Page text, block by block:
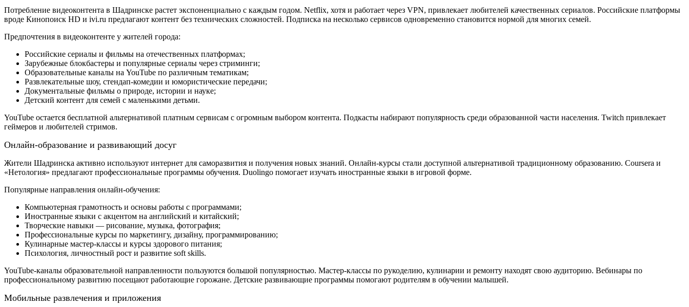
Потребление видеоконтента в Шадринске растет экспоненциально с каждым годом. Netflix, хотя и работает через VPN, привлекает любителей качественных сериалов. Российские платформы
вроде Кинопоиск HD и ivi.ru предлагают контент без технических сложностей. Подписка на несколько сервисов одновременно становится нормой для многих семей.
Предпочтения в видеоконтенте у жителей города:
Российские сериалы и фильмы на отечественных платформах;
Зарубежные блокбастеры и популярные сериалы через стриминги;
Образовательные каналы на YouTube по различным тематикам;
Развлекательные шоу, стендап-комедии и юмористические передачи;
Документальные фильмы о природе, истории и науке;
Детский контент для семей с маленькими детьми.
YouTube остается бесплатной альтернативой платным сервисам с огромным выбором контента. Подкасты набирают популярность среди образованной части населения. Twitch привлекает
геймеров и любителей стримов.
Онлайн-образование и развивающий досуг
Жители Шадринска активно используют интернет для саморазвития и получения новых знаний. Онлайн-курсы стали доступной альтернативой традиционному образованию. Coursera и
«Нетология» предлагают профессиональные программы обучения. Duolingo помогает изучать иностранные языки в игровой форме.
Популярные направления онлайн-обучения:
Компьютерная грамотность и основы работы с программами;
Иностранные языки с акцентом на английский и китайский;
Творческие навыки — рисование, музыка, фотография;
Профессиональные курсы по маркетингу, дизайну, программированию;
Кулинарные мастер-классы и курсы здорового питания;
Психология, личностный рост и развитие soft skills.
YouTube-каналы образовательной направленности пользуются большой популярностью. Мастер-классы по рукоделию, кулинарии и ремонту находят свою аудиторию. Вебинары по
профессиональному развитию посещают работающие горожане. Детские развивающие программы помогают родителям в обучении малышей.
Мобильные развлечения и приложения